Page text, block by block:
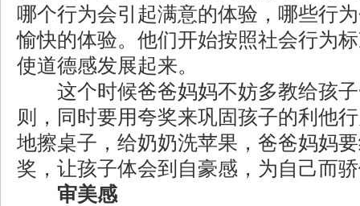
哪个行为会引起满意的体验，哪些行
愉快的体验。他们开始按照社会行为
使道德感发展起来。
这个时候爸爸妈妈不妨多教给孩子
则，同时要用夸奖来巩固孩子的利他
地擦桌子，给奶奶洗苹果，爸爸妈妈
奖，让孩子体会到自豪感，为自己而
审美感